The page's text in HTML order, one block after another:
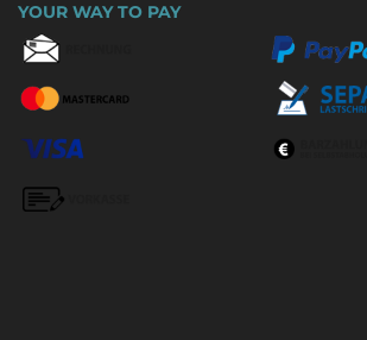
YOUR WAY TO PAY